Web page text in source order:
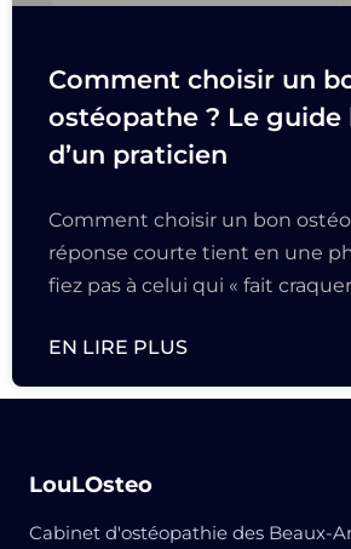
Comment choisir un
ostéopathe ? Le guide
d’un praticien
Comment choisir un bon
réponse courte tient en une
fiez pas à celui qui « fait
EN LIRE PLUS
LouLOsteo
Cabinet d'ostéopathie des Beaux-